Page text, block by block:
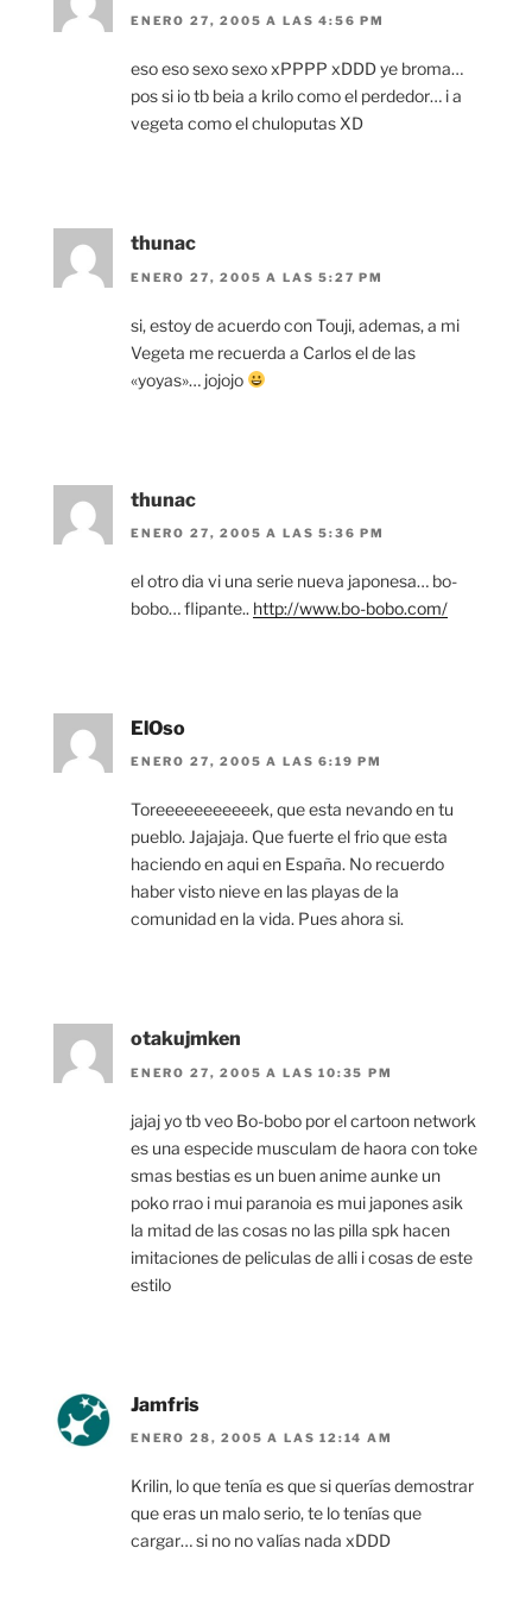
ENERO 27, 2005 A LAS 4:56 PM
eso eso sexo sexo xPPPP xDDD ye broma…
pos si io tb beia a krilo como el perdedor… i a
vegeta como el chuloputas XD
thunac
ENERO 27, 2005 A LAS 5:27 PM
si, estoy de acuerdo con Touji, ademas, a mi
Vegeta me recuerda a Carlos el de las
«yoyas»… jojojo
thunac
ENERO 27, 2005 A LAS 5:36 PM
el otro dia vi una serie nueva japonesa… bo-
bobo… flipante.. http://www.bo-bobo.com/
ElOso
ENERO 27, 2005 A LAS 6:19 PM
Toreeeeeeeeeeek, que esta nevando en tu
pueblo. Jajajaja. Que fuerte el frio que esta
haciendo en aqui en España. No recuerdo
haber visto nieve en las playas de la
comunidad en la vida. Pues ahora si.
otakujmken
ENERO 27, 2005 A LAS 10:35 PM
jajaj yo tb veo Bo-bobo por el cartoon network
es una especide musculam de haora con toke
smas bestias es un buen anime aunke un
poko rrao i mui paranoia es mui japones asik
la mitad de las cosas no las pilla spk hacen
imitaciones de peliculas de alli i cosas de este
estilo
Jamfris
ENERO 28, 2005 A LAS 12:14 AM
Krilin, lo que tenía es que si querías demostrar
que eras un malo serio, te lo tenías que
cargar… si no no valías nada xDDD